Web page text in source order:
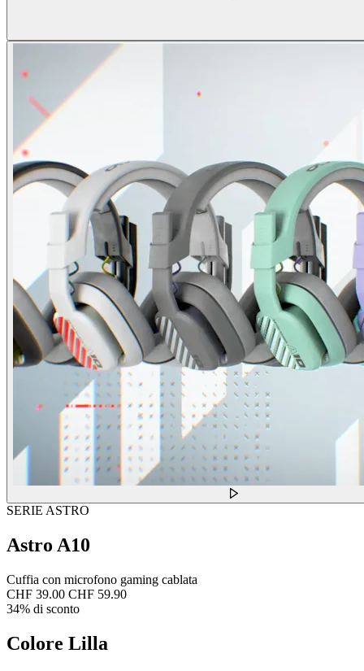
SERIE ASTRO
Astro A10
Cuffia con microfono gaming cablata
CHF 39.00 CHF 59.90
34% di sconto
Colore Lilla